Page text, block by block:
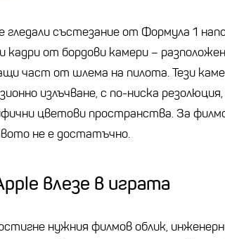
гледали състезание от Формула 1
кадри от бордови камери –
част от шлема на пилота. Тези
излъчване, с по-ниска
цветови пространства. За
не е достатъчно.
влезе в играта
нужния филмов облик,